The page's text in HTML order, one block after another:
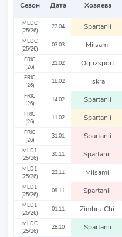
Сезон Дата Хозяева
MLDC
(25/26)
22.04 Spartanii
MLDC
(25/26)
03.03 Milsami
FRIC
(26)
21.02 Oguzsport
FRIC
(26)
18.02 Iskra
FRIC
(26)
14.02 Spartanii
FRIC
(26)
11.02 Spartanii
FRIC
(26)
31.01 Spartanii
MLD1
(25/26)
30.11 Spartanii
MLD1
(25/26)
23.11 Milsami
MLD1
(25/26)
09.11 Spartanii
MLD1
(25/26)
01.11 Zimbru Chi
MLDC
(25/26)
28.10 Spartanii